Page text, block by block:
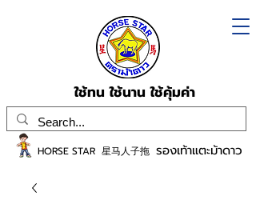
ใช้ทน ใช้นาน ใช้คุ้มค่า
HORSE STAR 星马人子拖 รองเท้าแตะม้าดาว